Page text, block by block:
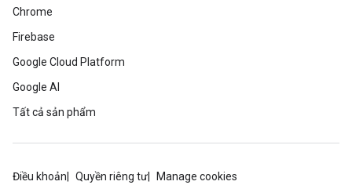
Chrome
Firebase
Google Cloud Platform
Google AI
Tất cả sản phẩm
Điều khoản Quyền riêng tư Manage cookies